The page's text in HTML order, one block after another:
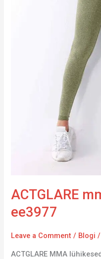
ACTGLARE
ee3977
Leave a Comment / Blogi /
ACTGLARE MMA